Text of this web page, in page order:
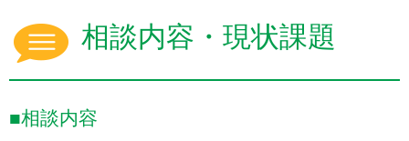
相談内容・現状課題
■相談内容